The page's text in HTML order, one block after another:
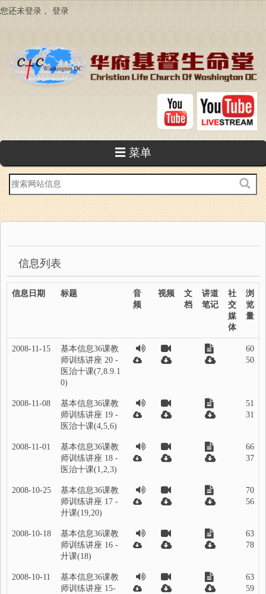
跳
您还未登录， 登录
☰ 菜单
站
内
搜
索
信息列表
信息日期 标题
音
频
视频
文
档
讲道
笔记
社
交
媒
体
浏
览
量
2008-11-15
基本信息36课教
师训练讲座 20 -
医治十课(7,8.9.1
0)
60
50
2008-11-08
基本信息36课教
师训练讲座 19 -
医治十课(4,5,6)
51
31
2008-11-01
基本信息36课教
师训练讲座 18 -
医治十课(1,2,3)
66
37
2008-10-25
基本信息36课教
师训练讲座 17 -
廾课(19,20)
70
56
2008-10-18
基本信息36课教
师训练讲座 16 -
廾课(18)
63
78
2008-10-11
基本信息36课教
师训练讲座 15-
63
59